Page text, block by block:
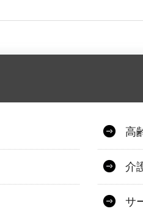
高
介
サ